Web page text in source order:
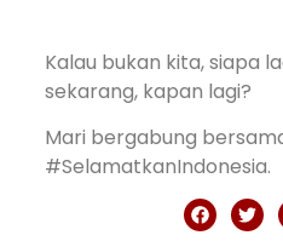
Kalau bukan kita, siapa
sekarang, kapan lagi?
Mari bergabung
#SelamatkanIndonesia.